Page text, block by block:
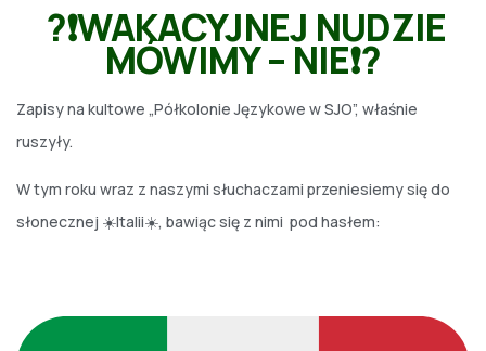
?❗️WAKACYJNEJ NUDZIE
MÓWIMY – NIE❗️?
Zapisy na kultowe „Półkolonie Językowe w SJO”, właśnie
ruszyły.
W tym roku wraz z naszymi słuchaczami przeniesiemy się do
słonecznej ☀️Italii☀️, bawiąc się z nimi pod hasłem: